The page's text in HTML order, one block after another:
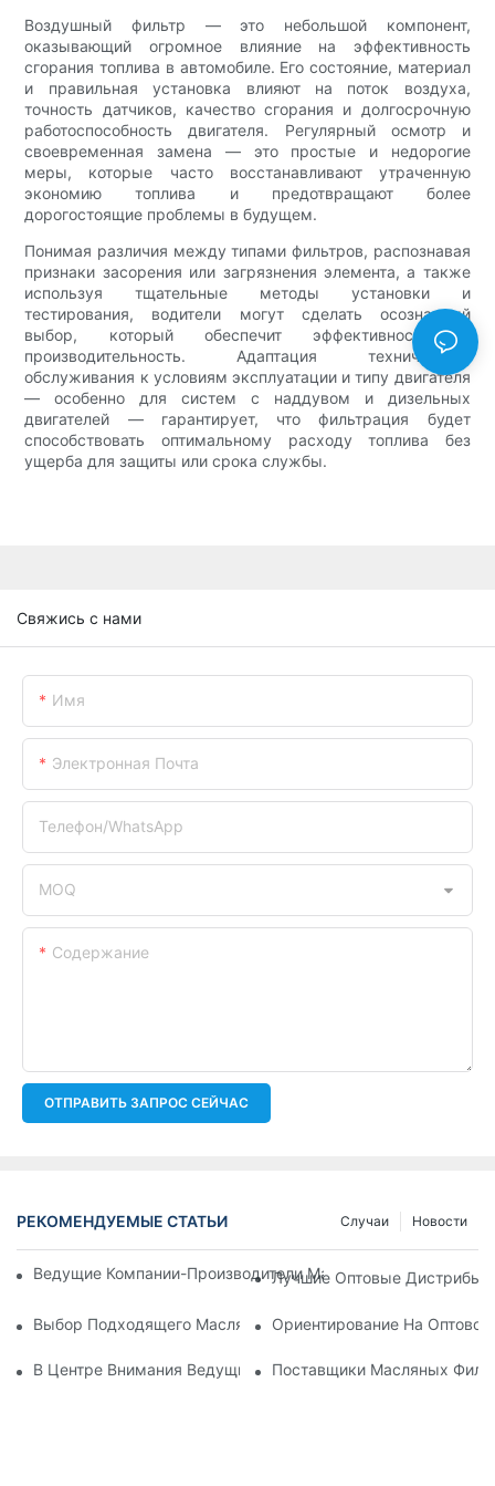
Воздушный фильтр — это небольшой компонент,
оказывающий огромное влияние на эффективность
сгорания топлива в автомобиле. Его состояние, материал
и правильная установка влияют на поток воздуха,
точность датчиков, качество сгорания и долгосрочную
работоспособность двигателя. Регулярный осмотр и
своевременная замена — это простые и недорогие
меры, которые часто восстанавливают утраченную
экономию топлива и предотвращают более
дорогостоящие проблемы в будущем.
Понимая различия между типами фильтров, распознавая
признаки засорения или загрязнения элемента, а также
используя тщательные методы установки и
тестирования, водители могут сделать осознанный
выбор, который обеспечит эффективность и
производительность. Адаптация технического
обслуживания к условиям эксплуатации и типу двигателя
— особенно для систем с наддувом и дизельных
двигателей — гарантирует, что фильтрация будет
способствовать оптимальному расходу топлива без
ущерба для защиты или срока службы.
Свяжись с нами
Имя
Электронная Почта
Телефон/WhatsApp
MOQ
Содержание
ОТПРАВИТЬ ЗАПРОС СЕЙЧАС
РЕКОМЕНДУЕМЫЕ СТАТЬИ Новости
Случаи
Ведущие Компании-Производители Масляных Фильтров:
Лучшие Оптовые
Выбор Подходящего Масляного Фильтра Для Вашей
Ориентирование На
В Центре Внимания Ведущие Производители Масляных
Поставщики Масляных